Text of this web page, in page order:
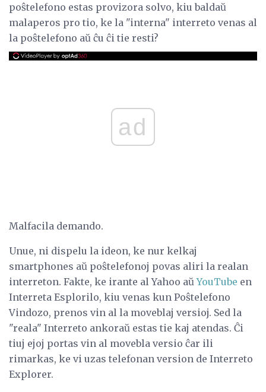
poŝtelefono estas provizora solvo, kiu baldaŭ
malaperos pro tio, ke la "interna" interreto venas al
la poŝtelefono aŭ ĉu ĉi tie resti?
ad
Malfacila demando.
Unue, ni dispelu la ideon, ke nur kelkaj
smartphones aŭ poŝtelefonoj povas aliri la realan
interreton. Fakte, ke irante al Yahoo aŭYouTube en
Interreta Esplorilo, kiu venas kun Poŝtelefono
Vindozo, prenos vin al la moveblaj versioj. Sed la
"reala" Interreto ankoraŭ estas tie kaj atendas. Ĉi
tiuj ejoj portas vin al movebla versio ĉar ili
rimarkas, ke vi uzas telefonan version de Interreto
Explorer.